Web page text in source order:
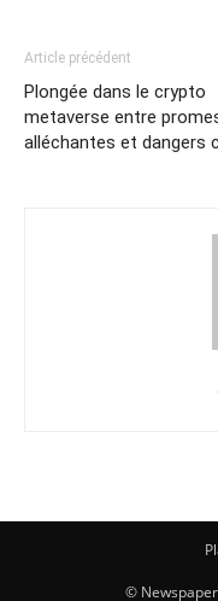
Article précédent
Plongée dans le crypto
metaverse entre
alléchantes et dangers
©